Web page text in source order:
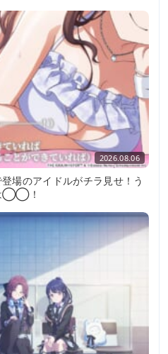
2026.08.06
場のアイドルがチラ見せ！う
◯◯！